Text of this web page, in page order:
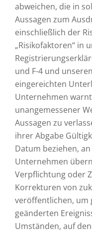
abweichen, die in
Aussagen zum
einschließlich der
„Risikofaktoren“ in
und F-4 und
eingereichten
Unternehmen
unangemessener
Aussagen zu
ihrer Abgabe
Datum beziehen,
Unternehmen
Verpflichtung oder
Korrekturen von
veröffentlichen, um
geänderten
Umständen, auf